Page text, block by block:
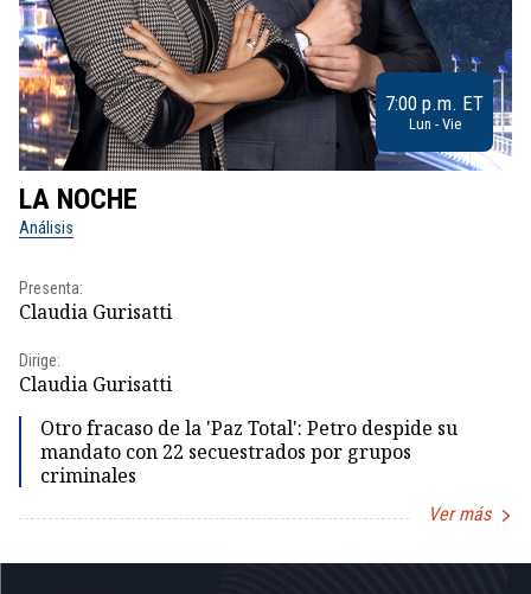
7:00 p.m. ET
Lun - Vie
LA NOCHE
Análisis
Presenta:
Claudia Gurisatti
Dirige:
Claudia Gurisatti
Otro fracaso de la 'Paz Total': Petro despide su
mandato con 22 secuestrados por grupos
criminales
Ver más
1